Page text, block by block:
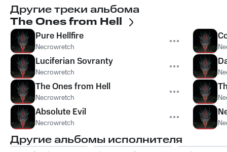
Другие треки альбома
The Ones from Hell
Pure Hellfire
Necrowretch
Luciferian Sovranty
Necrowretch
The Ones from Hell
Necrowretch
Absolute Evil
Necrowretch
Другие альбомы исполнителя